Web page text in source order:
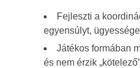
Fejleszti a
egyensúlyt,
Játékos formában
és nem érzik